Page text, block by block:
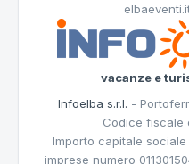
vacanze e
Infoelba s.r.l. -
Codice fiscale
Importo capitale sociale
imprese numero